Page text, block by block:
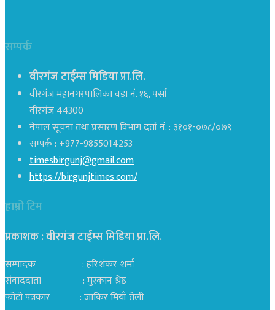
सम्पर्क
वीरगंज टाईम्स मिडिया प्रा.लि.
वीरगंज महानगरपालिका वडा नं. १६, पर्सा
वीरगंज 44300
नेपाल सूचना तथा प्रसारण विभाग दर्ता नं. : ३१०१-०७८/०७९
सम्पर्क : +977-9855014253
timesbirgunj@gmail.com
https://birgunjtimes.com/
हाम्रो टिम
प्रकाशक : वीरगंज टाईम्स मिडिया प्रा‍.लि.
सम्पादक : हरिशंकर शर्मा
संवाददाता : मुस्कान श्रेष्ठ
फोटो पत्रकार : जाकिर मियाँ तेली